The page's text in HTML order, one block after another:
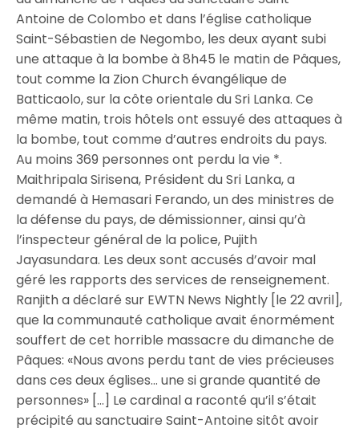
Antoine de Colombo et dans l’église catholique
Saint-Sébastien de Negombo, les deux ayant subi
une attaque à la bombe à 8h45 le matin de Pâques,
tout comme la Zion Church évangélique de
Batticaolo, sur la côte orientale du Sri Lanka. Ce
même matin, trois hôtels ont essuyé des attaques à
la bombe, tout comme d’autres endroits du pays.
Au moins 369 personnes ont perdu la vie *.
Maithripala Sirisena, Président du Sri Lanka, a
demandé à Hemasari Ferando, un des ministres de
la défense du pays, de démissionner, ainsi qu’à
l’inspecteur général de la police, Pujith
Jayasundara. Les deux sont accusés d’avoir mal
géré les rapports des services de renseignement.
Ranjith a déclaré sur EWTN News Nightly [le 22 avril],
que la communauté catholique avait énormément
souffert de cet horrible massacre du dimanche de
Pâques: «Nous avons perdu tant de vies précieuses
dans ces deux églises… une si grande quantité de
personnes» […] Le cardinal a raconté qu’il s’était
précipité au sanctuaire Saint-Antoine sitôt avoir